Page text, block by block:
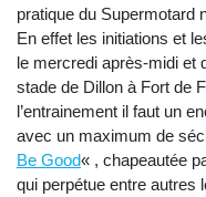
pratique du Supermotard
En effet les initiations et
le mercredi après-midi et
stade de Dillon à Fort de
l’entrainement il faut un
avec un maximum de
Be Good« , chapeautée
qui perpétue entre autres